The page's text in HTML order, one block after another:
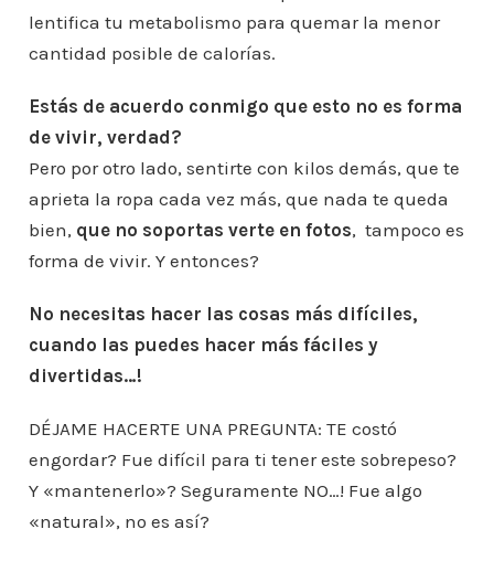
lentifica tu metabolismo para quemar la menor
cantidad posible de calorías.
Estás de acuerdo conmigo que esto no es forma
de vivir, verdad?
Pero por otro lado, sentirte con kilos demás, que te
aprieta la ropa cada vez más, que nada te queda
bien, que no soportas verte en fotos, tampoco es
forma de vivir. Y entonces?
No necesitas hacer las cosas más difíciles,
cuando las puedes hacer más fáciles y
divertidas…!
DÉJAME HACERTE UNA PREGUNTA: TE costó
engordar? Fue difícil para ti tener este sobrepeso?
Y «mantenerlo»? Seguramente NO…! Fue algo
«natural», no es así?